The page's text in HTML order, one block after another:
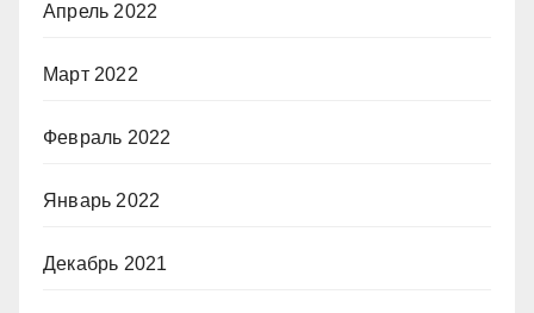
Апрель 2022
Март 2022
Февраль 2022
Январь 2022
Декабрь 2021